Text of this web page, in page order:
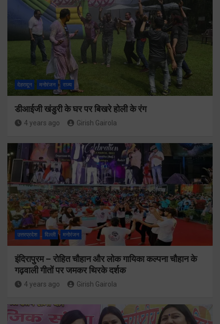
देहरादून मनोरंजन राज्य
डीआईजी खंडुरी के घर पर बिखरे होली के रंग
4 years ago Girish Gairola
उत्तरप्रदेश दिल्ली मनोरंजन
इंदिरापुरम – रोहित चौहान और लोक गायिका कल्पना चौहान के
गढ़वाली गीतों पर जमकर थिरके दर्शक
4 years ago Girish Gairola